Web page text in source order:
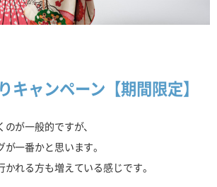
キャンペーン【期間限定】
が一般的ですが、
一番かと思います。
れる方も増えている感じです。